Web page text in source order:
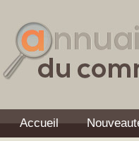
Accueil